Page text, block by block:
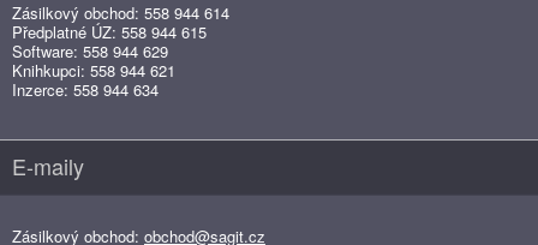
Zásilkový obchod: 558 944 614
Předplatné ÚZ: 558 944 615
Software: 558 944 629
Knihkupci: 558 944 621
Inzerce: 558 944 634
E-maily
Zásilkový obchod: obchod@sagit.cz